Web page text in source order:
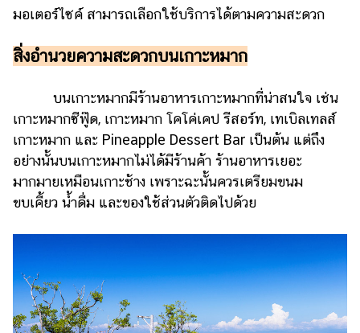
มอเตอร์ไซค์ สามารถเลือกใช้บริการได้ตามความสะดวก
สิ่งอำนวยความสะดวกบนเกาะหมาก
บนเกาะหมากมีร้านอาหารเกาะหมากที่น่าสนใจ เช่น
เกาะหมากซีฟู๊ด, เกาะหมาก โคโค่เคป รีสอร์ท, เทเบิลเทลส์
เกาะหมาก และ Pineapple Dessert Bar เป็นต้น แต่ถึง
อย่างนั้นบนเกาะหมากไม่ได้มีร้านค้า ร้านอาหารเยอะ
มากมายเหมือนเกาะช้าง เพราะฉะนั้นควรเตรียมขนม
ขบเคี้ยว น้ำดื่ม และของใช้ส่วนตัวติดไปด้วย